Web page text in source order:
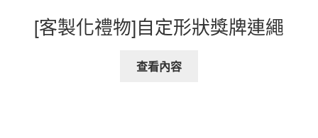
[客製化禮物]自定形狀獎牌連繩
查看內容